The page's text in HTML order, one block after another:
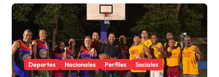
e
e
n
t
r
Deportes Nacionales Perfiles Sociales